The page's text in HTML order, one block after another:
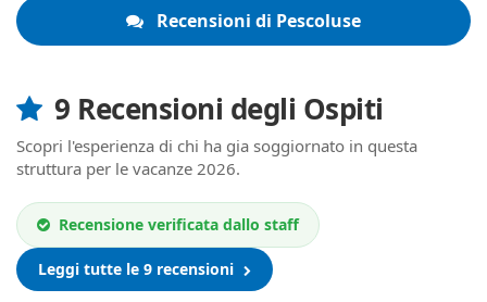
Recensioni di Pescoluse
9 Recensioni degli Ospiti
Scopri l'esperienza di chi ha gia soggiornato in questa
struttura per le vacanze 2026.
Recensione verificata dallo staff
Leggi tutte le 9 recensioni